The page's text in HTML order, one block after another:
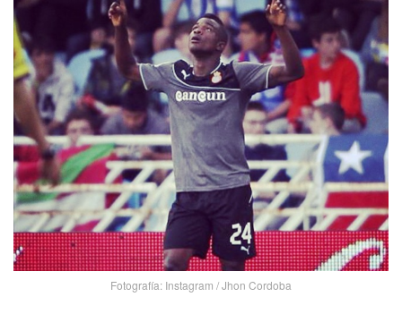
Fotografía: Instagram / Jhon Cordoba